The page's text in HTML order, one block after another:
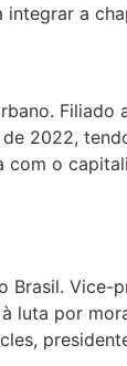
a
Filiado
2022,
o
Vice-
luta por